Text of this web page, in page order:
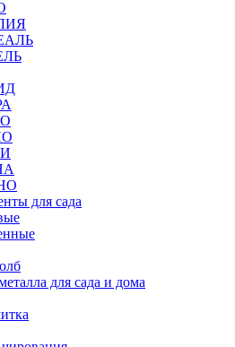
для сада
для сада и дома